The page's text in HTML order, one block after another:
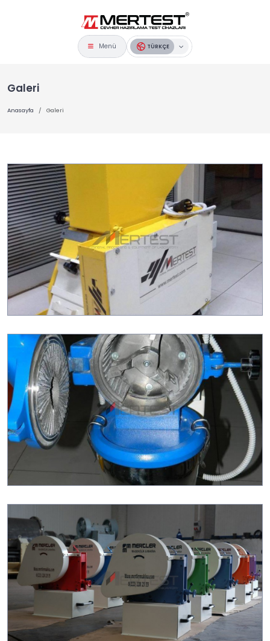
Menü TÜRKÇE
Galeri
Anasayfa Galeri